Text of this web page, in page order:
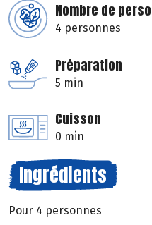
Nombre de
4 personnes
Préparation
5 min
Cuisson
0 min
Ingrédients
Pour 4 personnes